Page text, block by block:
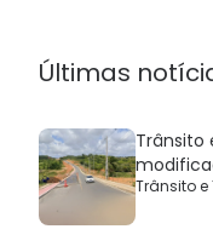
Últimas
Trânsito
Trânsito e